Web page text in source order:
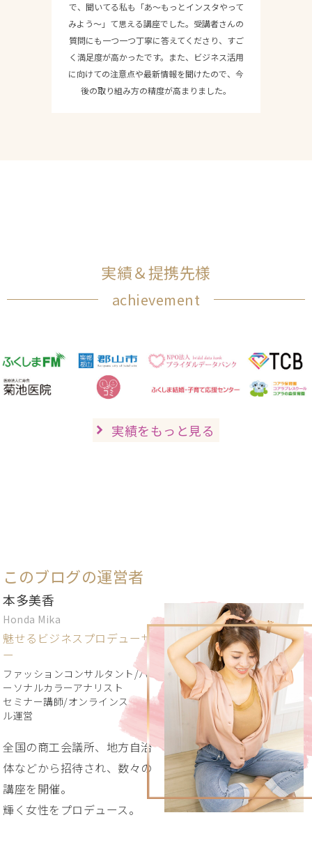
で、聞いてる私も「あ〜もっとインスタやって
みよう〜」て思える講座でした。受講者さんの
質問にも一つ一つ丁寧に答えてくださり、すご
く満足度が高かったです。また、ビジネス活用
に向けての注意点や最新情報を聞けたので、今
後の取り組み方の精度が高まりました。
実績＆提携先様
achievement
実績をもっと見る
このブログの運営者
本多美香
Honda Mika
魅せるビジネスプロデューサ
ー
ファッションコンサルタント/パ
ーソナルカラーアナリスト
セミナー講師/オンラインスクー
ル運営
全国の商工会議所、地方自治
体などから招待され、数々の
講座を開催。
輝く女性をプロデュース。